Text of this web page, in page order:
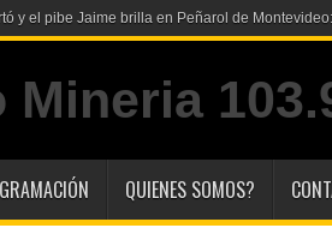
QUIENES SOMOS?